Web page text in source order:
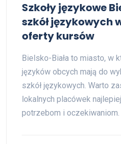
Szkoły językowe
szkół językowych
oferty kursów
Bielsko-Biała to miasto, w
języków obcych mają do
szkół językowych. Warto
lokalnych placówek
potrzebom i oczekiwaniom.